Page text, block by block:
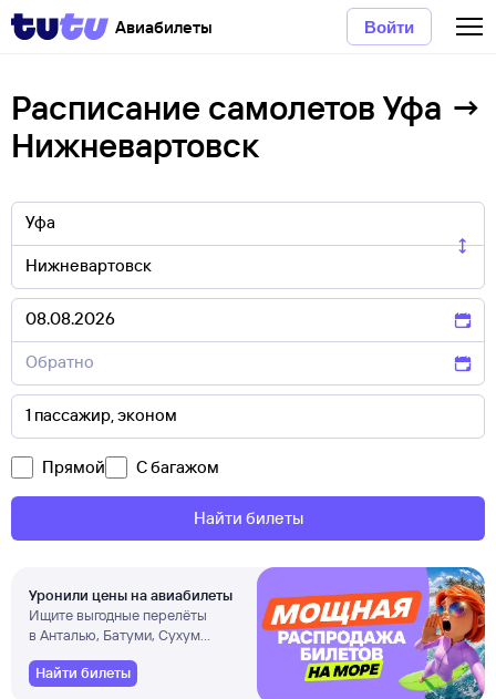
Авиабилеты Войти
Расписание самолетов Уфа →
Нижневартовск
Прямой С багажом
Найти билеты
Уронили цены на авиабилеты
Ищите выгодные перелёты
в Анталью, Батуми, Сухум
Найти билеты